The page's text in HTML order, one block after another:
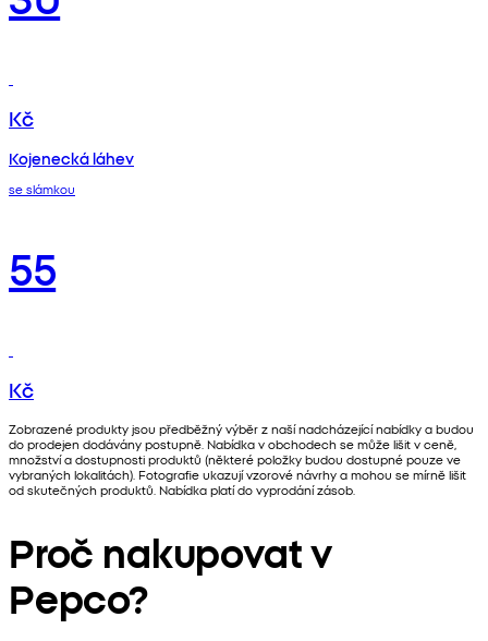
Kč
Kojenecká láhev
se slámkou
55
Kč
Zobrazené produkty jsou předběžný výběr z naší nadcházející nabídky a budou
do prodejen dodávány postupně. Nabídka v obchodech se může lišit v ceně,
množství a dostupnosti produktů (některé položky budou dostupné pouze ve
vybraných lokalitách). Fotografie ukazují vzorové návrhy a mohou se mírně lišit
od skutečných produktů. Nabídka platí do vyprodání zásob.
Proč nakupovat v
Pepco?